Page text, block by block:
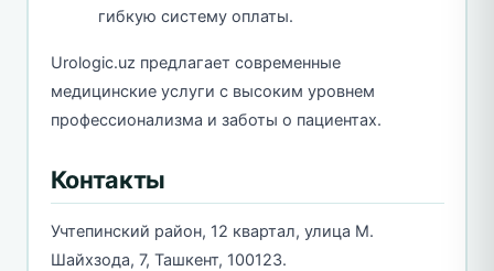
гибкую систему оплаты.
Urologic.uz предлагает современные
медицинские услуги с высоким уровнем
профессионализма и заботы о пациентах.
Контакты
Учтепинский район, 12 квартал, улица М.
Шайхзода, 7, Ташкент, 100123.